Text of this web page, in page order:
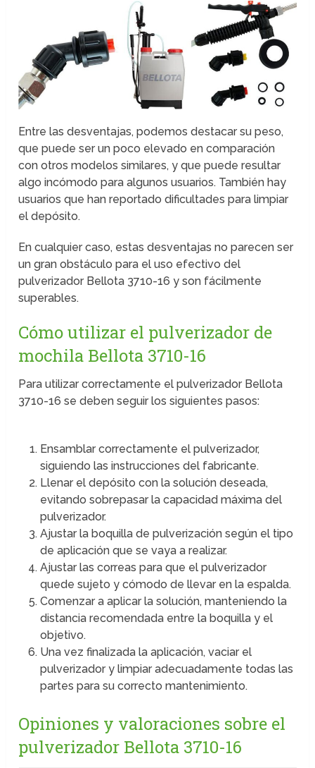
Entre las desventajas, podemos destacar su peso,
que puede ser un poco elevado en comparación
con otros modelos similares, y que puede resultar
algo incómodo para algunos usuarios. También hay
usuarios que han reportado dificultades para limpiar
el depósito.
En cualquier caso, estas desventajas no parecen ser
un gran obstáculo para el uso efectivo del
pulverizador Bellota 3710-16 y son fácilmente
superables.
Cómo utilizar el pulverizador de
mochila Bellota 3710-16
Para utilizar correctamente el pulverizador Bellota
3710-16 se deben seguir los siguientes pasos:
Ensamblar correctamente el pulverizador,
siguiendo las instrucciones del fabricante.
Llenar el depósito con la solución deseada,
evitando sobrepasar la capacidad máxima del
pulverizador.
Ajustar la boquilla de pulverización según el tipo
de aplicación que se vaya a realizar.
Ajustar las correas para que el pulverizador
quede sujeto y cómodo de llevar en la espalda.
Comenzar a aplicar la solución, manteniendo la
distancia recomendada entre la boquilla y el
objetivo.
Una vez finalizada la aplicación, vaciar el
pulverizador y limpiar adecuadamente todas las
partes para su correcto mantenimiento.
Opiniones y valoraciones sobre el
pulverizador Bellota 3710-16